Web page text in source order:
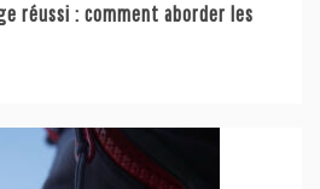
réussi : comment aborder les